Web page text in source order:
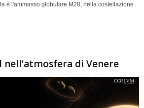
è l'ammasso globulare M28, nella costellazione
di Venere